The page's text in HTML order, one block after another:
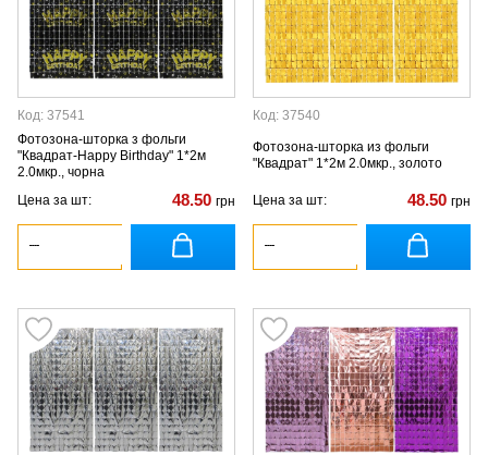
Код: 37541
Фотозона-шторка з фольги
"Квадрат-Happy Birthday" 1*2м
2.0мкр., чорна
Цена за шт:
48.50 грн
Код: 37540
Фотозона-шторка из фольги
"Квадрат" 1*2м 2.0мкр., золото
Цена за шт: 48.50 грн